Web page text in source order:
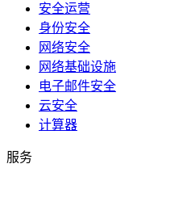
安全运营
身份安全
网络安全
网络基础设施
电子邮件安全
云安全
计算器
服务